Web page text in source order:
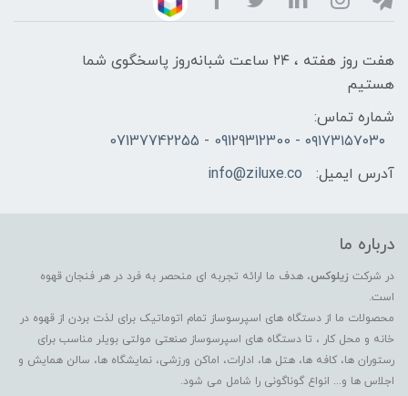
هفت روز هفته ، ۲۴ ساعت شبانه‌روز پاسخگوی شما
هستیم
شماره تماس:
۰۹۱۷۳۱۵۷۰۳۰ - 09129312300 - 07137742255
آدرس ایمیل:
info@ziluxe.co
درباره ما
در شرکت زیلوکس، هدف ما ارائه تجربه ای منحصر به فرد در هر فنجان قهوه
است.
محصولات ما از دستگاه های اسپرسوساز تمام اتوماتیک برای لذت بردن از قهوه در
خانه و محل کار ، تا دستگاه های اسپرسوساز صنعتی مولتی بویلر مناسب برای
رستوران ها، کافه ها، هتل ها، ادارات، اماکن ورزشی، نمایشگاه ها، سالن همایش و
اجلاس ها و... انواع گوناگونی را شامل می شود.